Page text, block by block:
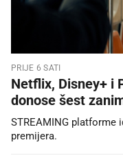
PRIJE 6 SATI
Netflix, Disney+ i
donose šest
STREAMING platforme
premijera.